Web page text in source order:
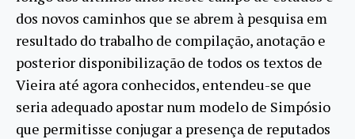
dos novos caminhos que se abrem à pesquisa em
resultado do trabalho de compilação, anotação e
posterior disponibilização de todos os textos de
Vieira até agora conhecidos, entendeu-se que
seria adequado apostar num modelo de Simpósio
que permitisse conjugar a presença de reputados